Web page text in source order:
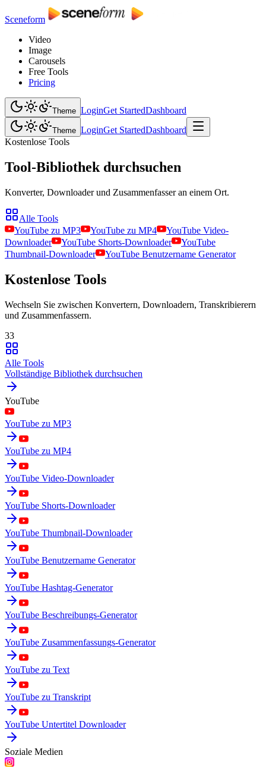
Sceneform
Video
Image
Carousels
Free Tools
Pricing
Theme LoginGet StartedDashboard
Theme LoginGet StartedDashboard
Kostenlose Tools
Tool-Bibliothek durchsuchen
Konverter, Downloader und Zusammenfasser an einem Ort.
Alle Tools
YouTube zu MP3
YouTube zu MP4
YouTube Video-
Downloader
YouTube Shorts-Downloader
YouTube
Thumbnail-Downloader
YouTube Benutzername Generator
Kostenlose Tools
Wechseln Sie zwischen Konvertern, Downloadern, Transkribierern
und Zusammenfassern.
33
Alle Tools
Vollständige Bibliothek durchsuchen
YouTube
YouTube zu MP3
YouTube zu MP4
YouTube Video-Downloader
YouTube Shorts-Downloader
YouTube Thumbnail-Downloader
YouTube Benutzername Generator
YouTube Hashtag-Generator
YouTube Beschreibungs-Generator
YouTube Zusammenfassungs-Generator
YouTube zu Text
YouTube zu Transkript
YouTube Untertitel Downloader
Soziale Medien